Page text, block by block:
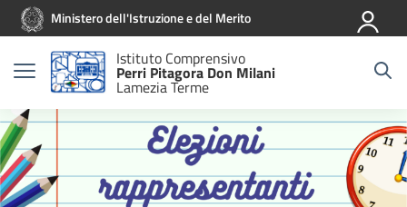
Vai ai contenuti
Vai al menu di navigazione
Vai al footerMinistero dell'Istruzione e del Merito
Istituto Comprensivo
Perri Pitagora Don Milani
Lamezia Terme